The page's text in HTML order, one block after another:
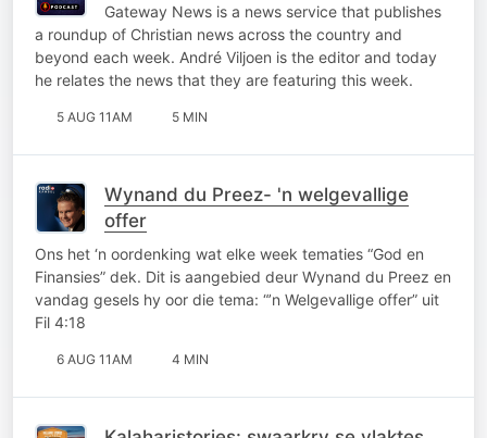
Gateway News is a news service that publishes
a roundup of Christian news across the country and
beyond each week. André Viljoen is the editor and today
he relates the news that they are featuring this week.
5 AUG 11AM 5 MIN
Wynand du Preez- 'n welgevallige
offer
Ons het ‘n oordenking wat elke week tematies “God en
Finansies” dek. Dit is aangebied deur Wynand du Preez en
vandag gesels hy oor die tema: “’n Welgevallige offer” uit
Fil 4:18
6 AUG 11AM 4 MIN